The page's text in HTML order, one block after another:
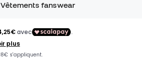
Vêtements fanswear